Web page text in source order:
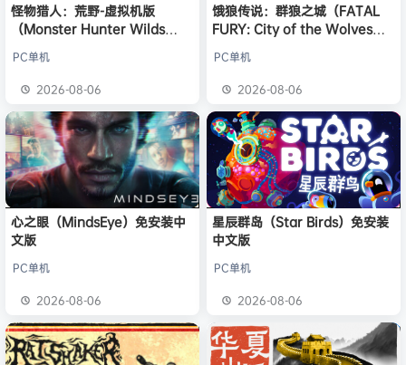
怪物猎人：荒野-虚拟机版
（Monster Hunter Wilds
PC单机
2026-08-06
饿狼传说：群狼之城（FATAL
FURY: City of the Wolves）
PC单机
2026-08-06
心之眼（MindsEye）免安装中
文版
PC单机
2026-08-06
星辰群岛（Star Birds）免安装
中文版
PC单机
2026-08-06